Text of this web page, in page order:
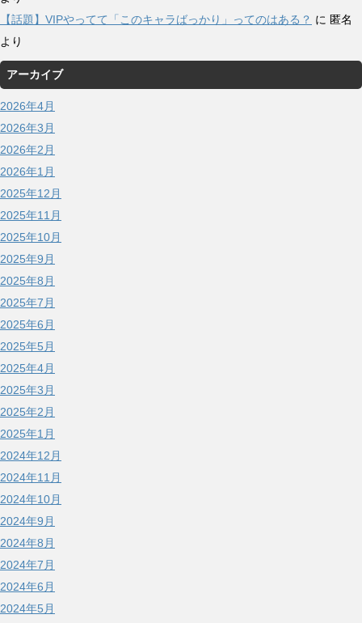
【話題】VIPやってて「このキャラばっかり」ってのはある？ に 匿名
より
アーカイブ
2026年4月
2026年3月
2026年2月
2026年1月
2025年12月
2025年11月
2025年10月
2025年9月
2025年8月
2025年7月
2025年6月
2025年5月
2025年4月
2025年3月
2025年2月
2025年1月
2024年12月
2024年11月
2024年10月
2024年9月
2024年8月
2024年7月
2024年6月
2024年5月